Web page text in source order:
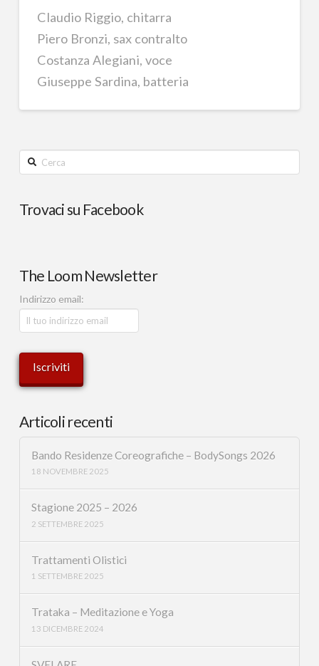
Claudio Riggio, chitarra
Piero Bronzi, sax contralto
Costanza Alegiani, voce
Giuseppe Sardina, batteria
Cerca
Trovaci su Facebook
The Loom Newsletter
Indirizzo email:
Articoli recenti
Bando Residenze Coreografiche – BodySongs 2026
18 NOVEMBRE 2025
Stagione 2025 – 2026
2 SETTEMBRE 2025
Trattamenti Olistici
1 SETTEMBRE 2025
Trataka – Meditazione e Yoga
13 DICEMBRE 2024